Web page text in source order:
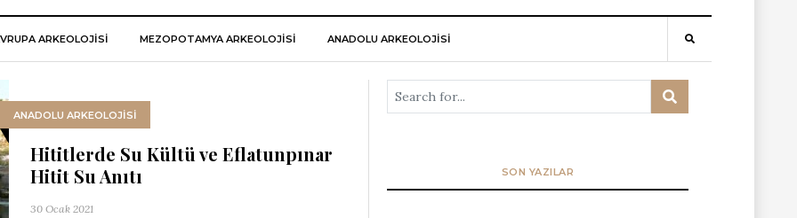
ARKEOLOJISI MEZOPOTAMYA ARKEOLOJISI ANADOLU ARKEOLOJİSİ
ANADOLU ARKEOLOJİSİ
Hititlerde Su Kültü ve Eflatunpınar
Hitit Su Anıtı
30 Ocak 2021
SON YAZILAR